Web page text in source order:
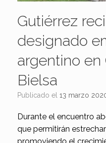
Gutiérrez
designado
argentino en
Bielsa
Publicado el 13 marzo
Durante el encuentro
que permitirán